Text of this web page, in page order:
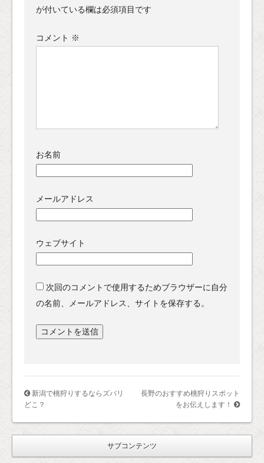
が付いている欄は必須項目です
コメント ※
お名前
メールアドレス
ウェブサイト
次回のコメントで使用するためブラウザーに自分
の名前、メールアドレス、サイトを保存する。
新潟で桃狩りするならズバリ
どこ？
長野のおすすめ桃狩りスポット
をお伝えします！
サブコンテンツ